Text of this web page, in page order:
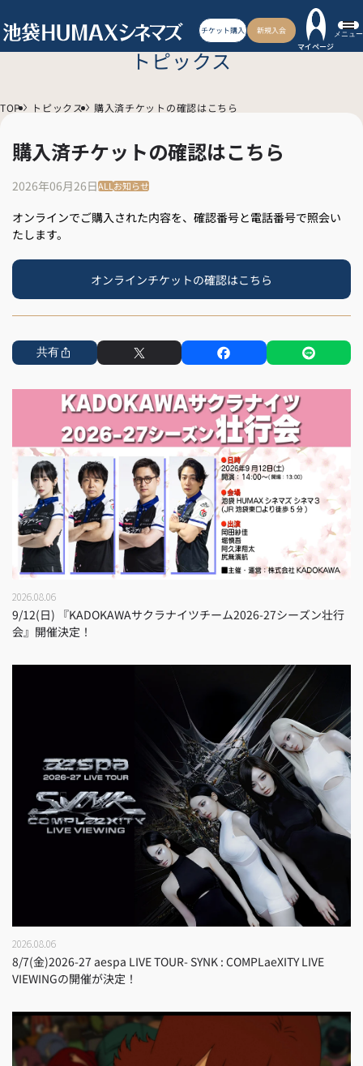
チケット購入
新規入会
マイページ
メニュー
トピックス
TOP トピックス 購入済チケットの確認はこちら
購入済チケットの確認はこちら
2026年06月26日ALLお知らせ
オンラインでご購入された内容を、確認番号と電話番号で照会い
たします。
オンラインチケットの確認はこちら
共有
2026.08.06
9/12(日) 『KADOKAWAサクラナイツチーム2026-27シーズン壮行
会』開催決定！
2026.08.06
8/7(金)2026-27 aespa LIVE TOUR- SYNK : COMPLaeXITY LIVE
VIEWINGの開催が決定！